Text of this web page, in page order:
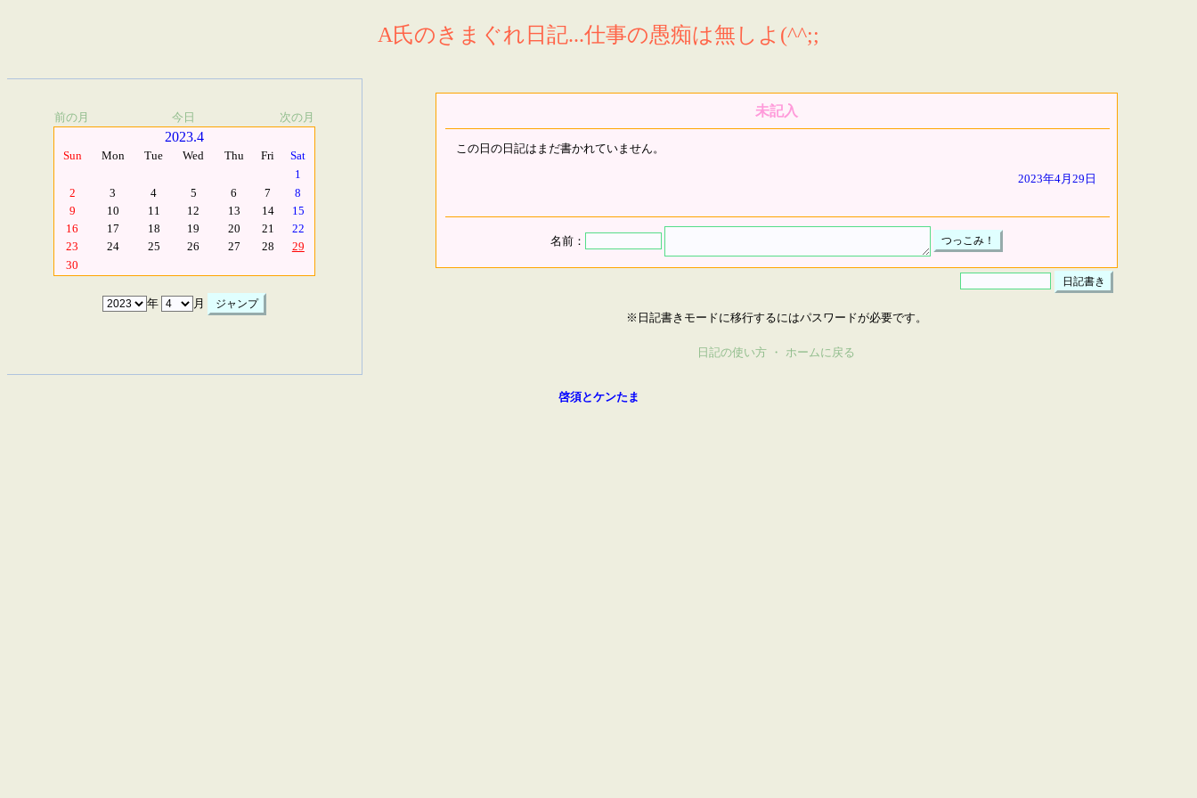
A氏のきまぐれ日記...仕事の愚痴は無しよ(^^;;
前の月 今日 次の月
2023.4
Sun Mon Tue Wed Thu Fri
Sat
1
2
3 4 5 6 7
8
9
10 11 12 13 14
15
16
17 18 19 20 21
22
23
24 25 26 27 28
29
30
年 月
未記入
この日の日記はまだ書かれていません。
2023年4月29日
名前：
※日記書きモードに移行するにはパスワードが必要です。
日記の使い方 ・ ホームに戻る
啓須とケンたま